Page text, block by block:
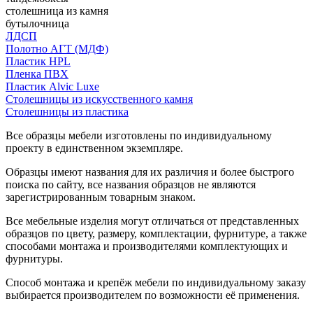
столешница из камня
бутылочница
ЛДСП
Полотно АГТ (МДФ)
Пластик HPL
Пленка ПВХ
Пластик Alvic Luxe
Столешницы из искусственного камня
Столешницы из пластика
Все образцы мебели изготовлены по индивидуальному
проекту в единственном экземпляре.
Образцы имеют названия для их различия и более быстрого
поиска по сайту, все названия образцов не являются
зарегистрированным товарным знаком.
Все мебельные изделия могут отличаться от представленных
образцов по цвету, размеру, комплектации, фурнитуре, а также
способами монтажа и производителями комплектующих и
фурнитуры.
Способ монтажа и крепёж мебели по индивидуальному заказу
выбирается производителем по возможности её применения.